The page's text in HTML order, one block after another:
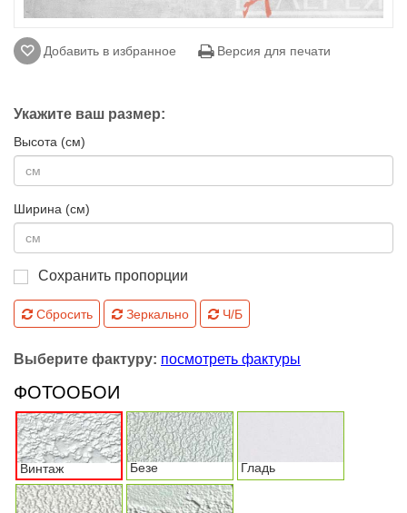
Добавить в избранное Версия для печати
Укажите ваш размер:
Высота (см)
Ширина (см)
Сохранить пропорции
Сбросить Зеркально Ч/Б
Выберите фактуру: посмотреть фактуры
ФОТООБОИ
Винтаж Безе Гладь